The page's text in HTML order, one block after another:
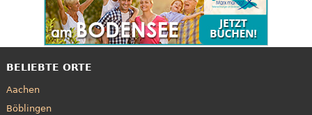
BELIEBTE ORTE
Aachen
Böblingen